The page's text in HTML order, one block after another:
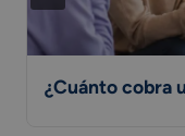
¿Cuánto cobra